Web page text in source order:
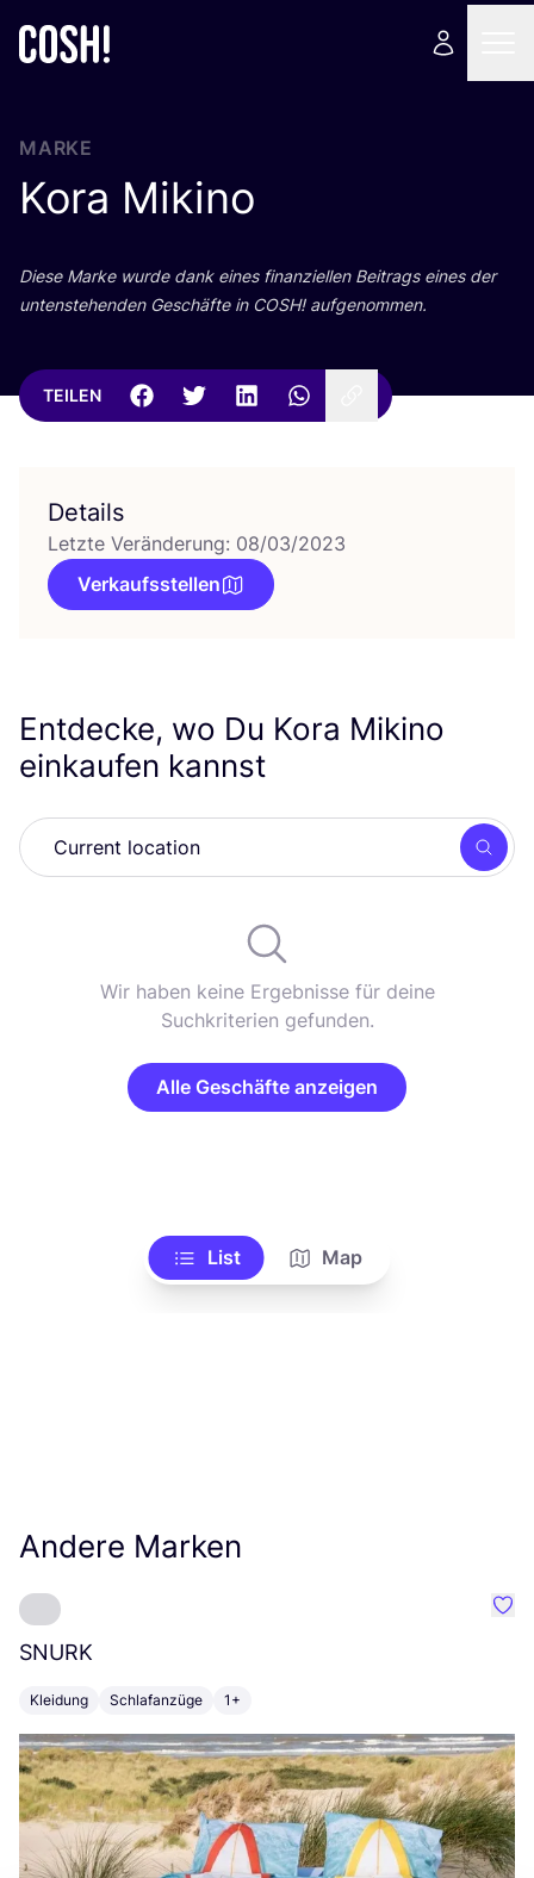
MARKE
Kora Mikino
Die­se Mar­ke wur­de dank eines finan­zi­el­len Bei­trags eines der
unten­ste­hen­den Geschäf­te in COSH! aufgenommen.
TEILEN
Details
Letzte Veränderung: 08/03/2023
Verkaufsstellen
Entdecke, wo Du Kora Mikino
einkaufen kannst
Wir haben keine Ergebnisse für deine
Suchkriterien gefunden.
Alle Geschäfte anzeigen
List Map
Andere Marken
SNURK
Kleidung Schlafanzüge 1+